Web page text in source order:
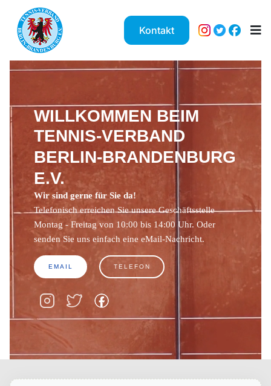
Kontakt
WILLKOMMEN BEIM
TENNIS-VERBAND
BERLIN-BRANDENBURG
E.V.
Wir sind gerne für Sie da!
Telefonisch erreichen Sie unsere Geschäftsstelle
Montag - Freitag von 10:00 bis 14:00 Uhr. Oder
senden Sie uns einfach eine eMail-Nachricht.
EMAIL TELEFON